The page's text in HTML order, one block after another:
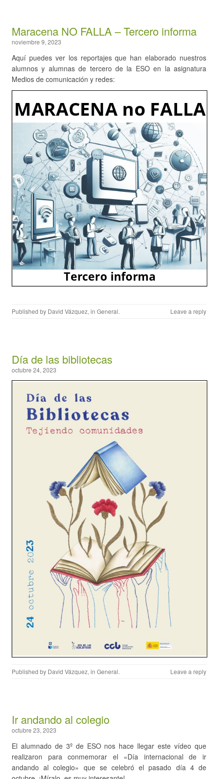
Maracena NO FALLA – Tercero informa
noviembre 9, 2023
Aquí puedes ver los reportajes que han elaborado nuestros
alumnos y alumnas de tercero de la ESO en la asignatura
Medios de comunicación y redes:
Published by David Vázquez, in General. Leave a reply
Día de las bibliotecas
octubre 24, 2023
Published by David Vázquez, in General. Leave a reply
Ir andando al colegio
octubre 23, 2023
El alumnado de 3º de ESO nos hace llegar este vídeo que
realizaron para conmemorar el «Día internacional de ir
andando al colegio» que se celebró el pasado día 4 de